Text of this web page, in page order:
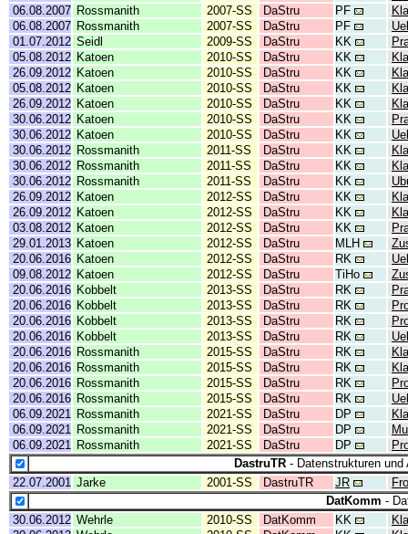
06.08.2007 Rossmanith 2007-SS DaStru PF
06.08.2007 Rossmanith 2007-SS DaStru PF
01.07.2012 Seidl 2009-SS DaStru KK
05.08.2012 Katoen 2010-SS DaStru KK
26.09.2012 Katoen 2010-SS DaStru KK
05.08.2012 Katoen 2010-SS DaStru KK
26.09.2012 Katoen 2010-SS DaStru KK
30.06.2012 Katoen 2010-SS DaStru KK
30.06.2012 Katoen 2010-SS DaStru KK
30.06.2012 Rossmanith 2011-SS DaStru KK
30.06.2012 Rossmanith 2011-SS DaStru KK
30.06.2012 Rossmanith 2011-SS DaStru KK
26.09.2012 Katoen 2012-SS DaStru KK
26.09.2012 Katoen 2012-SS DaStru KK
03.08.2012 Katoen 2012-SS DaStru KK
29.01.2013 Katoen 2012-SS DaStru MLH
20.06.2016 Katoen 2012-SS DaStru RK
09.08.2012 Katoen 2012-SS DaStru TiHo
20.06.2016 Kobbelt 2013-SS DaStru RK
20.06.2016 Kobbelt 2013-SS DaStru RK
20.06.2016 Kobbelt 2013-SS DaStru RK
20.06.2016 Kobbelt 2013-SS DaStru RK
20.06.2016 Rossmanith 2015-SS DaStru RK
20.06.2016 Rossmanith 2015-SS DaStru RK
20.06.2016 Rossmanith 2015-SS DaStru RK
20.06.2016 Rossmanith 2015-SS DaStru RK
06.09.2021
Rossmanith 2021-SS DaStru DP
06.09.2021
Rossmanith 2021-SS DaStru DP
06.09.2021
Rossmanith 2021-SS DaStru DP
DastruTR- Datenstrukturen und
22.07.2001 Jarke 2001-SS DastruTR JR
DatKomm -
30.06.2012 Wehrle 2010-SS DatKomm KK